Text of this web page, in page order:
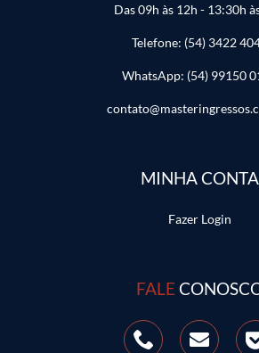
Das 09h às 12h - 13:30h
Telefone: (54) 3422
WhatsApp: (54) 99150
MINHA CONTA
Fazer Login
FALE